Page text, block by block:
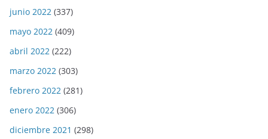
junio 2022 (337)
mayo 2022 (409)
abril 2022 (222)
marzo 2022 (303)
febrero 2022 (281)
enero 2022 (306)
diciembre 2021 (298)